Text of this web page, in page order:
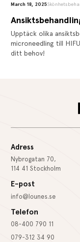
March 18, 2025
Upptäck olika
microneedling till
ditt behov!
Adress
Nybrogatan 70,
114 41 Stockholm
E-post
info@lounes.se
Telefon
08-400 790 11
079-312 34 90